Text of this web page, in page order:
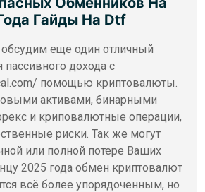
Гайды На Dtf
еще один отличный
пассивного дохода с
помощью криптовалюты.
активами, бинарными
и криповалютные операции,
риски. Так же могут
или полной потере Ваших
2025 года обмен криптовалют
всё более упорядоченным, но